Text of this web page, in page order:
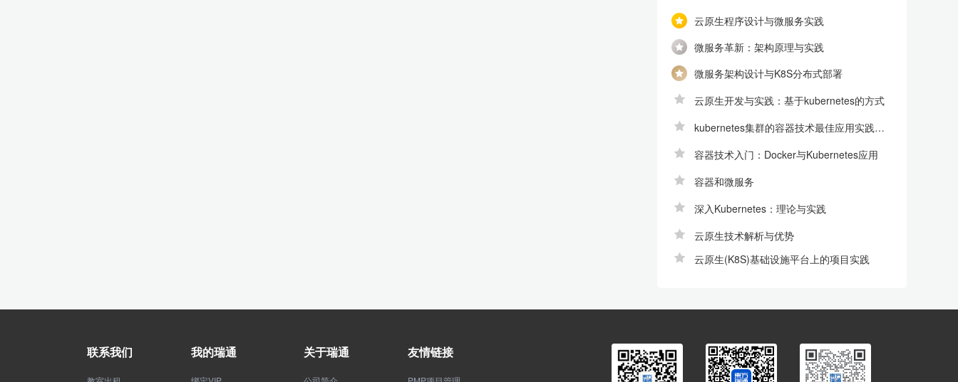
云原生程序设计与微服务实践
微服务革新：架构原理与实践
微服务架构设计与K8S分布式部署
云原生开发与实践：基于kubernetes的方式
kubernetes集群的容器技术最佳应用实践与技能
容器技术入门：Docker与Kubernetes应用
容器和微服务
深入Kubernetes：理论与实践
云原生技术解析与优势
云原生(K8S)基础设施平台上的项目实践
联系我们 我的瑞通 关于瑞通 友情链接